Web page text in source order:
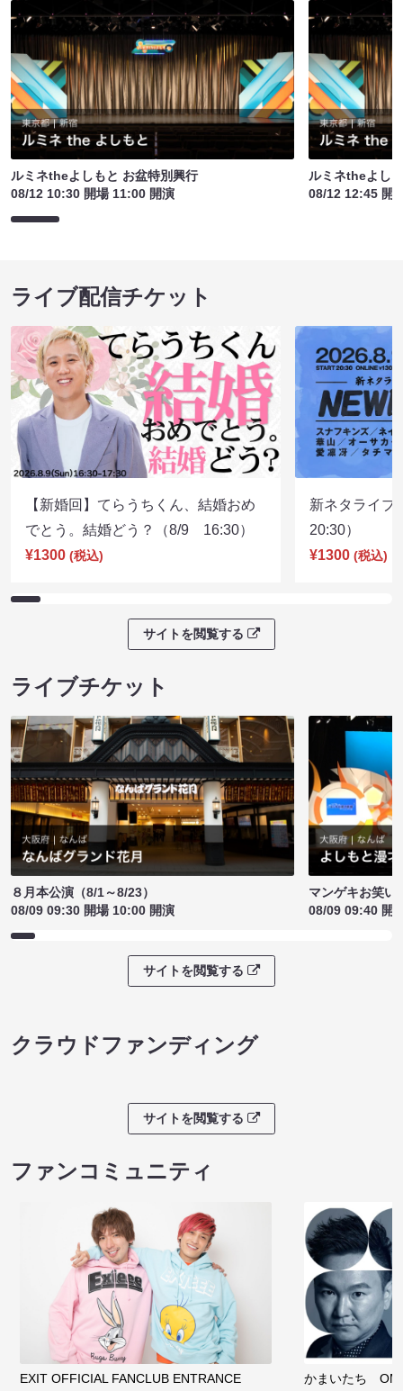
ルミネtheよしもと お盆特別興行
08/12 10:30 開場 11:00 開演
ルミネtheよし
08/12 12:45 開
ライブ配信チケット
【新婚回】てらうちくん、結婚おめ
でとう。結婚どう？（8/9 16:30）
¥1300 (税込)
新ネタライ
20:30）
¥1300 (税込)
サイトを閲覧する
ライブチケット
８月本公演（8/1～8/23）
08/09 09:30 開場 10:00 開演
マンゲキお笑い
08/09 09:40 開
サイトを閲覧する
クラウドファンディング
サイトを閲覧する
ファンコミュニティ
EXIT OFFICIAL FANCLUB ENTRANCE かまいたち